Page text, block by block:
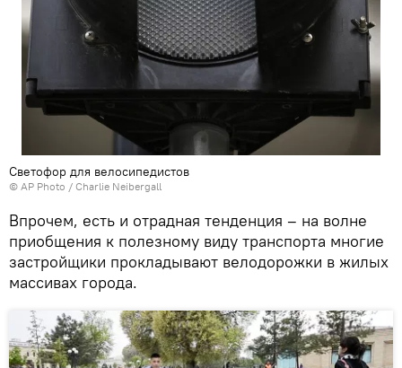
Светофор для велосипедистов
© AP Photo / Charlie Neibergall
Впрочем, есть и отрадная тенденция – на волне
приобщения к полезному виду транспорта многие
застройщики прокладывают велодорожки в жилых
массивах города.